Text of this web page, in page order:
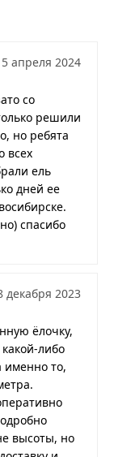
апреля 2024
со
решили
но ребята
всех
ель
дней ее
спасибо
декабря 2023
ёлочку,
либо
именно то,
высоты, но